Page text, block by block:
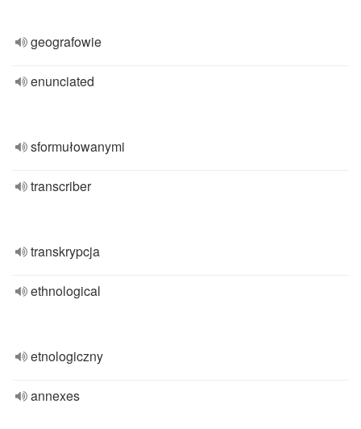
geografowie
enunciated
sformułowanymi
transcriber
transkrypcja
ethnological
etnologiczny
annexes